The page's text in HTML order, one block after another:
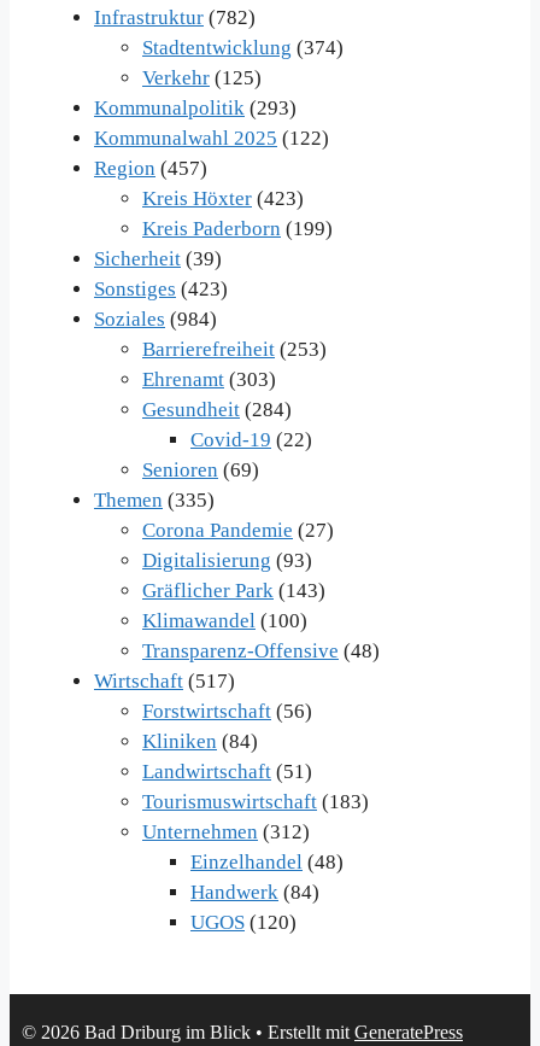
Infrastruktur (782)
Stadtentwicklung (374)
Verkehr (125)
Kommunalpolitik (293)
Kommunalwahl 2025 (122)
Region (457)
Kreis Höxter (423)
Kreis Paderborn (199)
Sicherheit (39)
Sonstiges (423)
Soziales (984)
Barrierefreiheit (253)
Ehrenamt (303)
Gesundheit (284)
Covid-19 (22)
Senioren (69)
Themen (335)
Corona Pandemie (27)
Digitalisierung (93)
Gräflicher Park (143)
Klimawandel (100)
Transparenz-Offensive (48)
Wirtschaft (517)
Forstwirtschaft (56)
Kliniken (84)
Landwirtschaft (51)
Tourismuswirtschaft (183)
Unternehmen (312)
Einzelhandel (48)
Handwerk (84)
UGOS (120)
© 2026 Bad Driburg im Blick • Erstellt mit GeneratePress